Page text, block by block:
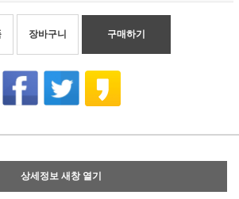
장바구니 구매하기
상세정보 새창 열기